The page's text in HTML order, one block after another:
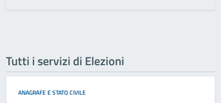
Tutti i servizi di Elezioni
ANAGRAFE E STATO CIVILE